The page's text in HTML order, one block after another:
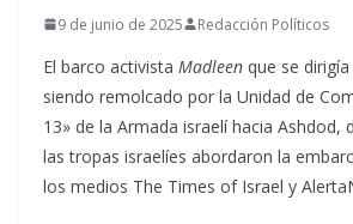
9 de junio de 2025 Redacción Políticos
El barco activista Madleen que se
siendo remolcado por la Unidad de
13» de la Armada israelí hacia Ashdod,
las tropas israelíes abordaron la
los medios The Times of Israel y